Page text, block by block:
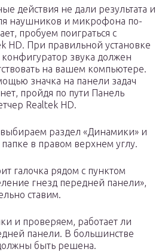
действия не дали результата и
наушников и микрофона по-
пробуем поиграться с
HD. При правильной установке
звука должен
на вашем компьютере.
значка на панели задач
пройдя по пути Панель
Realtek HD.
раздел «Динамики» и
в правом верхнем углу.
галочка рядом с пунктом
гнезд передней панели»,
ставим.
и проверяем, работает ли
панели. В большинстве
быть решена.